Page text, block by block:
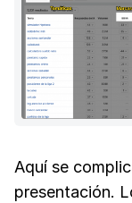
Aquí se
presentación.